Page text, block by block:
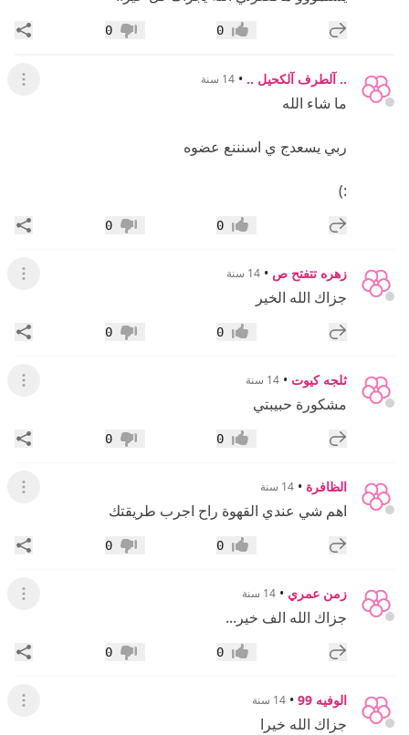
إضافة رد جديد إعجاب0 عدم إعجاب
0
.. آلطرف آلكحيل .. • 14 سنة عرض
ما شاء الله
ربي يسعدج ي اسنننع عضوه
:)
إضافة رد جديد إعجاب0 عدم إعجاب
0
زهره تتفتح ص • 14 سنة عرض
جزاك الله الخير
إضافة رد جديد إعجاب0 عدم إعجاب
0
ثلجه كيوت • 14 سنة عرض
مشكورة حبيبتي
إضافة رد جديد إعجاب0 عدم إعجاب
0
الظافرة • 14 سنة عرض
اهم شي عندي القهوة راح اجرب طريقتك
إضافة رد جديد إعجاب0 عدم إعجاب
0
زمن عمري • 14 سنة عرض
جزاك الله الف خير...
إضافة رد جديد إعجاب0 عدم إعجاب
0
الوفيه 99 • 14 سنة عرض
جزاك الله خيرا